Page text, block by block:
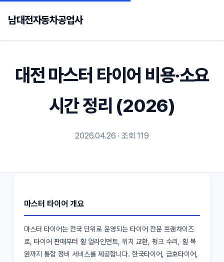
남대전자동차공업사
대전 마스터 타이어 비용·소요
시간 정리 (2026)
2026.04.26 · 조회 119
마스터 타이어 개요
마스터 타이어는 전국 단위로 운영되는 타이어 전문 프랜차이즈
로, 타이어 판매부터 휠 얼라인먼트, 위치 교환, 펑크 수리, 휠 복
원까지 통합 정비 서비스를 제공합니다. 한국타이어, 금호타이어,